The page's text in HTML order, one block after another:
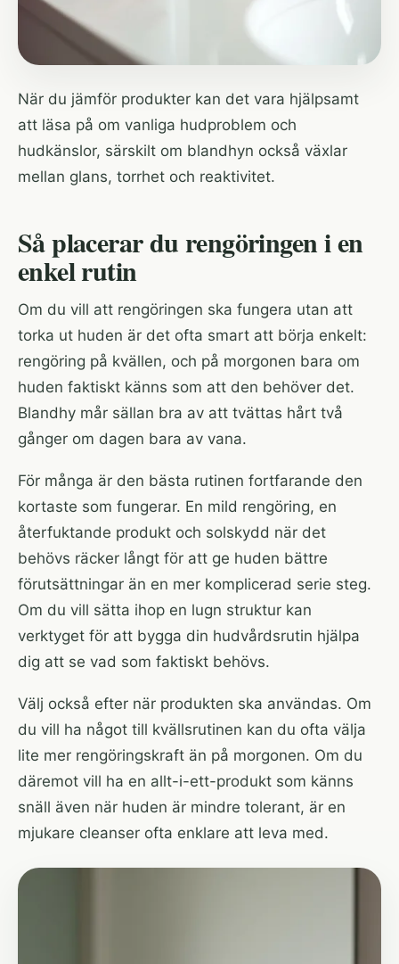
När du jämför produkter kan det vara hjälpsamt
att läsa på om vanliga hudproblem och
hudkänslor, särskilt om blandhyn också växlar
mellan glans, torrhet och reaktivitet.
Så placerar du rengöringen i en
enkel rutin
Om du vill att rengöringen ska fungera utan att
torka ut huden är det ofta smart att börja enkelt:
rengöring på kvällen, och på morgonen bara om
huden faktiskt känns som att den behöver det.
Blandhy mår sällan bra av att tvättas hårt två
gånger om dagen bara av vana.
För många är den bästa rutinen fortfarande den
kortaste som fungerar. En mild rengöring, en
återfuktande produkt och solskydd när det
behövs räcker långt för att ge huden bättre
förutsättningar än en mer komplicerad serie steg.
Om du vill sätta ihop en lugn struktur kan
verktyget för att bygga din hudvårdsrutin hjälpa
dig att se vad som faktiskt behövs.
Välj också efter när produkten ska användas. Om
du vill ha något till kvällsrutinen kan du ofta välja
lite mer rengöringskraft än på morgonen. Om du
däremot vill ha en allt-i-ett-produkt som känns
snäll även när huden är mindre tolerant, är en
mjukare cleanser ofta enklare att leva med.